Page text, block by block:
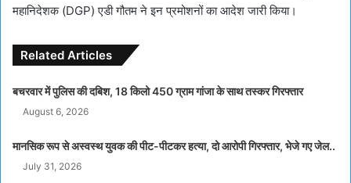
महानिदेशक (DGP) एडी गौतम ने इन प्रमोशनों का आदेश जारी किया।
Related Articles
बचरवार में पुलिस की दबिश, 18 किलो 450 ग्राम गांजा के साथ तस्कर गिरफ्तार
August 6, 2026
मानसिक रूप से अस्वस्थ युवक की पीट-पीटकर हत्या, दो आरोपी गिरफ्तार, भेजे गए जेल..
July 31, 2026